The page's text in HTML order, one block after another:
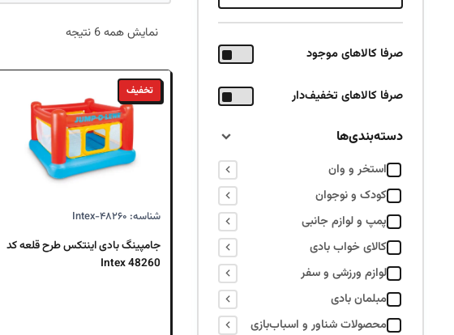
صرفا کالاهای موجود
صرفا کالاهای تخفیف‌دار
دسته‌بندی‌ها
استخر و وان
کودک و نوجوان
پمپ و لوازم جانبی
کالای خواب بادی
لوازم ورزشی و سفر
مبلمان بادی
محصولات شناور و اسباب‌بازی
نمایش همه 6 نتیجه
مرتب‌سازی
اساس
تخفیف
شناسه: Intex-۴۸۲۶۰
جامپینگ بادی اینتکس طرح قلعه کد
Intex 48260